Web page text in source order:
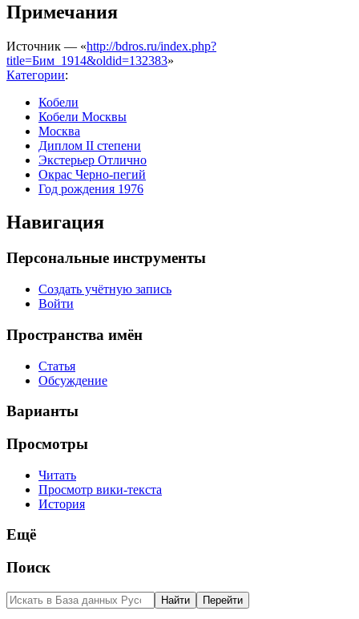
Примечания
Источник — «http://bdros.ru/index.php?
title=Бим_1914&oldid=132383»
Категории:
Кобели
Кобели Москвы
Москва
Диплом II степени
Экстерьер Отлично
Окрас Черно-пегий
Год рождения 1976
Навигация
Персональные инструменты
Создать учётную запись
Войти
Пространства имён
Статья
Обсуждение
Варианты
Просмотры
Читать
Просмотр вики-текста
История
Ещё
Поиск